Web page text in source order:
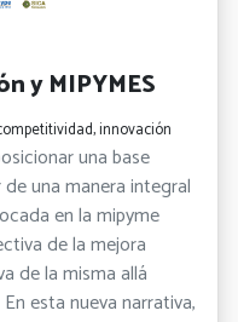
y MIPYMES
innovación
una base
una manera integral
en la mipyme
de la mejora
de la misma allá
esta nueva narrativa,